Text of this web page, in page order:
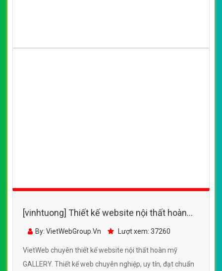
[vinhtuong] Thiết kế website nội thất hoàn
mỹ GALLERY đẹp SEO nhanh hiệu quả
By: VietWebGroup.Vn Lượt xem: 37260
VietWeb chuyên thiết kế website nội thất hoàn mỹ
GALLERY. Thiết kế web chuyên nghiệp, uy tín, đạt chuẩn